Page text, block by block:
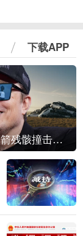
下载APP
SpaceX火箭残骸撞击月球